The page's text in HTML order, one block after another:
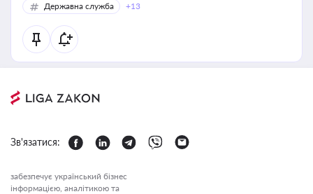
Державна служба
+13
Зв'язатися:
забезпечує український бізнес
інформацією, аналітикою та